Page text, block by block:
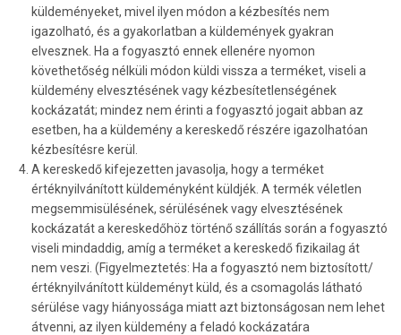
küldeményeket, mivel ilyen módon a kézbesítés nem
igazolható, és a gyakorlatban a küldemények gyakran
elvesznek. Ha a fogyasztó ennek ellenére nyomon
követhetőség nélküli módon küldi vissza a terméket, viseli a
küldemény elvesztésének vagy kézbesítetlenségének
kockázatát; mindez nem érinti a fogyasztó jogait abban az
esetben, ha a küldemény a kereskedő részére igazolhatóan
kézbesítésre kerül.
A kereskedő kifejezetten javasolja, hogy a terméket
értéknyilvánított küldeményként küldjék. A termék véletlen
megsemmisülésének, sérülésének vagy elvesztésének
kockázatát a kereskedőhöz történő szállítás során a fogyasztó
viseli mindaddig, amíg a terméket a kereskedő fizikailag át
nem veszi. (Figyelmeztetés: Ha a fogyasztó nem biztosított/
értéknyilvánított küldeményt küld, és a csomagolás látható
sérülése vagy hiányossága miatt azt biztonságosan nem lehet
átvenni, az ilyen küldemény a feladó kockázatára